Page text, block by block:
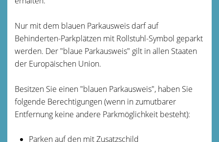
Nur mit dem blauen Parkausweis darf auf
Behinderten-Parkplätzen mit Rollstuhl-Symbol geparkt
werden. Der "blaue Parkausweis" gilt in allen Staaten
der Europäischen Union.
Besitzen Sie einen "blauen Parkausweis", haben Sie
folgende Berechtigungen (wenn in zumutbarer
Entfernung keine andere Parkmöglichkeit besteht):
Parken auf den mit Zusatzschild